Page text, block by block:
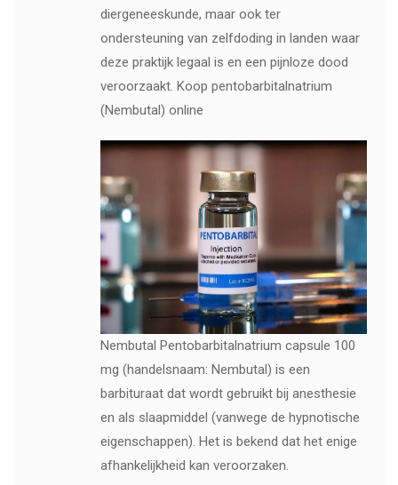
diergeneeskunde, maar ook ter
ondersteuning van zelfdoding in landen waar
deze praktijk legaal is en een pijnloze dood
veroorzaakt. Koop pentobarbitalnatrium
(Nembutal) online
Nembutal Pentobarbitalnatrium capsule 100
mg (handelsnaam: Nembutal) is een
barbituraat dat wordt gebruikt bij anesthesie
en als slaapmiddel (vanwege de hypnotische
eigenschappen). Het is bekend dat het enige
afhankelijkheid kan veroorzaken.